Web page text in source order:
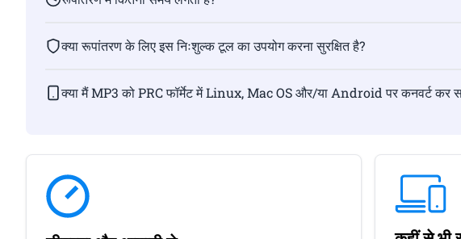
क्या रूपांतरण के लिए इस निःशुल्क टूल का उपयोग करना सुरक्षित है?
क्या मैं MP3 को PRC फॉर्मेट में Linux, Mac OS और/या Android पर कनवर्ट कर